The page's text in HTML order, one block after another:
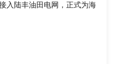
入陆丰油田电网，正式为海